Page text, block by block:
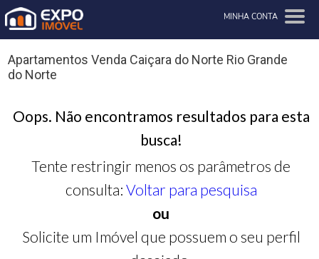
MINHA CONTA
Apartamentos Venda Caiçara do Norte Rio Grande
do Norte
Oops. Não encontramos resultados para esta
busca!
Tente restringir menos os parâmetros de
consulta: Voltar para pesquisa
ou
Solicite um Imóvel que possuem o seu perfil